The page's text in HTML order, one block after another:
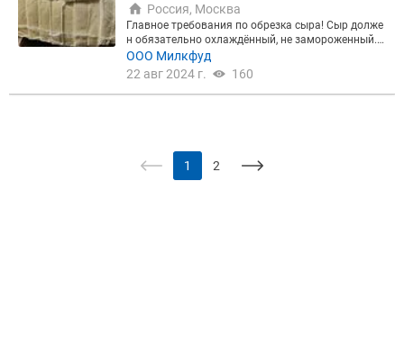
Россия, Москва
Главное требования по обрезка сыра! Сыр долже
н обязательно охлаждённый, не замороженный.
Сыр должен плавится и растекаться. Мы берём с
ыр на тёрку. Скупаем для пром переработки сыр
ООО Милкфуд
22 авг 2024 г.
160
1 2